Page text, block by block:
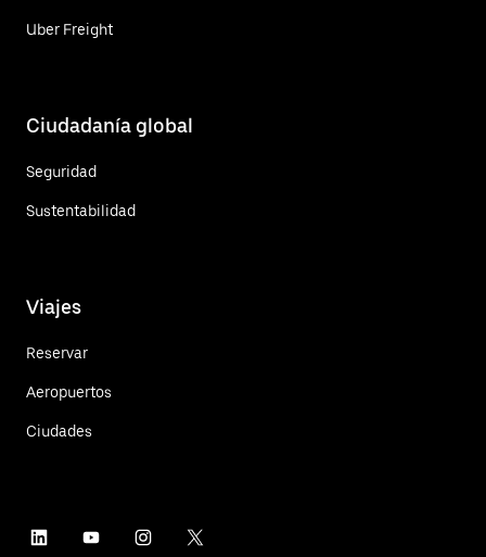
Uber Freight
Ciudadanía global
Seguridad
Sustentabilidad
Viajes
Reservar
Aeropuertos
Ciudades